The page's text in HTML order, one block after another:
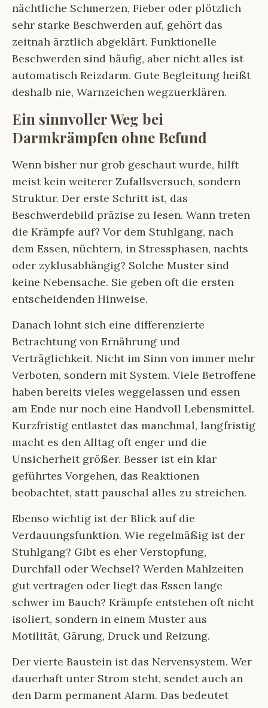
nächtliche Schmerzen, Fieber oder plötzlich
sehr starke Beschwerden auf, gehört das
zeitnah ärztlich abgeklärt. Funktionelle
Beschwerden sind häufig, aber nicht alles ist
automatisch Reizdarm. Gute Begleitung heißt
deshalb nie, Warnzeichen wegzuerklären.
Ein sinnvoller Weg bei
Darmkrämpfen ohne Befund
Wenn bisher nur grob geschaut wurde, hilft
meist kein weiterer Zufallsversuch, sondern
Struktur. Der erste Schritt ist, das
Beschwerdebild präzise zu lesen. Wann treten
die Krämpfe auf? Vor dem Stuhlgang, nach
dem Essen, nüchtern, in Stressphasen, nachts
oder zyklusabhängig? Solche Muster sind
keine Nebensache. Sie geben oft die ersten
entscheidenden Hinweise.
Danach lohnt sich eine differenzierte
Betrachtung von Ernährung und
Verträglichkeit. Nicht im Sinn von immer mehr
Verboten, sondern mit System. Viele Betroffene
haben bereits vieles weggelassen und essen
am Ende nur noch eine Handvoll Lebensmittel.
Kurzfristig entlastet das manchmal, langfristig
macht es den Alltag oft enger und die
Unsicherheit größer. Besser ist ein klar
geführtes Vorgehen, das Reaktionen
beobachtet, statt pauschal alles zu streichen.
Ebenso wichtig ist der Blick auf die
Verdauungsfunktion. Wie regelmäßig ist der
Stuhlgang? Gibt es eher Verstopfung,
Durchfall oder Wechsel? Werden Mahlzeiten
gut vertragen oder liegt das Essen lange
schwer im Bauch? Krämpfe entstehen oft nicht
isoliert, sondern in einem Muster aus
Motilität, Gärung, Druck und Reizung.
Der vierte Baustein ist das Nervensystem. Wer
dauerhaft unter Strom steht, sendet auch an
den Darm permanent Alarm. Das bedeutet